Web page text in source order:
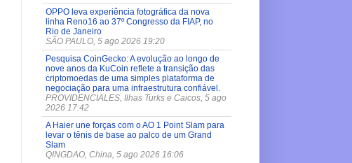
OPPO leva experiência fotográfica da nova
linha Reno16 ao 37º Congresso da FIAP, no
Rio de Janeiro
SÃO PAULO, 5 ago 2026 19:20
Pesquisa CoinGecko: A evolução ao longo de
nove anos da KuCoin reflete a transição das
criptomoedas de uma simples plataforma de
negociação para uma infraestrutura confiável.
PROVIDENCIALES, Ilhas Turks e Caicos, 5 ago
2026 17:42
A Haier une forças com o AO 1 Point Slam para
levar o tênis de base ao palco de um Grand
Slam
QINGDAO, China, 5 ago 2026 16:06